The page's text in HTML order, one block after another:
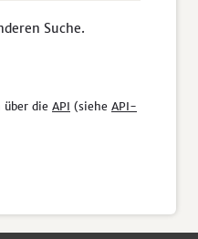
Suche.
über die API (siehe API-